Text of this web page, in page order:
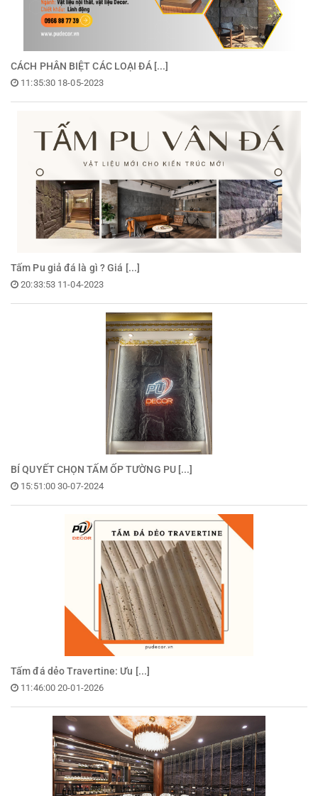
CÁCH PHÂN BIỆT CÁC LOẠI ĐÁ [...]
11:35:30 18-05-2023
Tấm Pu giả đá là gì ? Giá [...]
20:33:53 11-04-2023
BÍ QUYẾT CHỌN TẤM ỐP TƯỜNG PU [...]
15:51:00 30-07-2024
Tấm đá dẻo Travertine: Ưu [...]
11:46:00 20-01-2026